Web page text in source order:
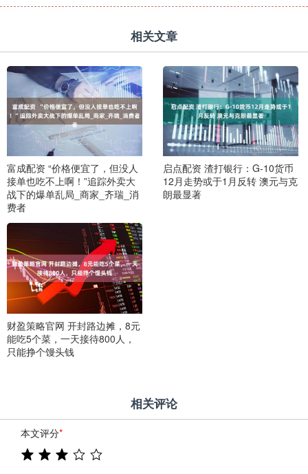
相关文章
富成配资 “价格便宜了，但没人
接单也吃不上啊！”追踪外卖大
战下的爆单乱局_商家_齐瑞_消
费者
启点配资 渣打银行：G-10货币
12月走势或于1月反转 澳元与克
朗最显著
财盈策略官网 开封路边摊，8元
能吃5个菜，一天接待800人，
只能挣个馒头钱
相关评论
本文评分*